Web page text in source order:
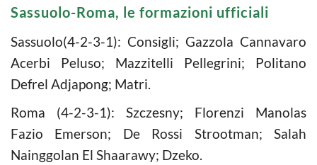
Sassuolo-Roma, le formazioni ufficiali
Sassuolo(4-2-3-1): Consigli; Gazzola Cannavaro
Acerbi Peluso; Mazzitelli Pellegrini; Politano
Defrel Adjapong; Matri.
Roma (4-2-3-1): Szczesny; Florenzi Manolas
Fazio Emerson; De Rossi Strootman; Salah
Nainggolan El Shaarawy; Dzeko.